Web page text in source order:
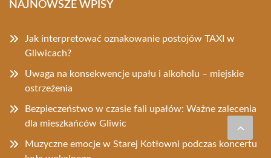
NAJNOWSZE WPISY
Jak interpretować oznakowanie postojów TAXI w
Gliwicach?
Uwaga na konsekwencje upału i alkoholu – miejskie
ostrzeżenia
Bezpieczeństwo w czasie fali upałów: Ważne zalecenia
dla mieszkańców Gliwic
Muzyczne emocje w Starej Kotłowni podczas koncertu